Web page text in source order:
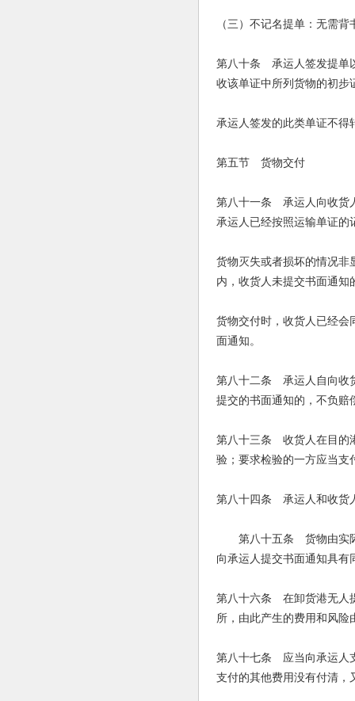
（三）不记名提单：无需
第八十条 承运人签发提单
收该单证中所列货物的初步
承运人签发的此类单证不得
第五节 货物交付
第八十一条 承运人向收货
承运人已经按照运输单证的
货物灭失或者损坏的情况非
内，收货人未提交书面通知
货物交付时，收货人已经会
面通知。
第八十二条 承运人自向收
提交的书面通知的，不负赔
第八十三条 收货人在目的
验；要求检验的一方应当支
第八十四条 承运人和收货
第八十五条 货物由实际
向承运人提交书面通知具
第八十六条 在卸货港无人
所，由此产生的费用和风险
第八十七条 应当向承运人
支付的其他费用没有付清，